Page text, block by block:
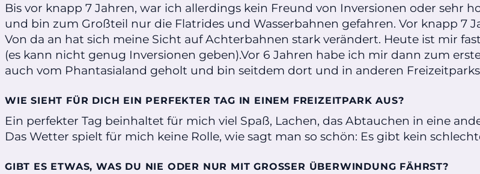
Bis vor knapp 7 Jahren, war ich allerdings kein Freund von Inversionen oder sehr
und bin zum Großteil nur die Flatrides und Wasserbahnen gefahren. Vor knapp 7
Von da an hat sich meine Sicht auf Achterbahnen stark verändert. Heute ist mir
(es kann nicht genug Inversionen geben).Vor 6 Jahren habe ich mir dann zum
auch vom Phantasialand geholt und bin seitdem dort und in anderen
WIE SIEHT FÜR DICH EIN PERFEKTER TAG IN EINEM FREIZEITPARK AUS?
Ein perfekter Tag beinhaltet für mich viel Spaß, Lachen, das Abtauchen in eine
Das Wetter spielt für mich keine Rolle, wie sagt man so schön: Es gibt kein
GIBT ES ETWAS, WAS DU NIE ODER NUR MIT GROSSER ÜBERWINDUNG FÄHRST?